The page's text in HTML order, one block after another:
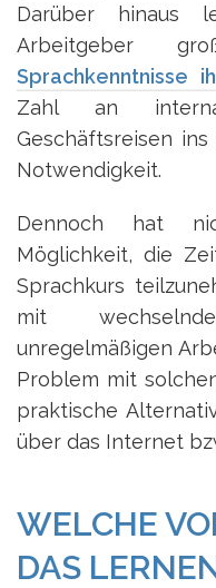
Darüber hinaus
Arbeitgeber
Sprachkenntnisse
Zahl an
Geschäftsreisen
Notwendigkeit.
Dennoch hat
Möglichkeit, die
Sprachkurs
mit
unregelmäßigen
Problem mit
praktische
über das Internet
WELCHE
DAS